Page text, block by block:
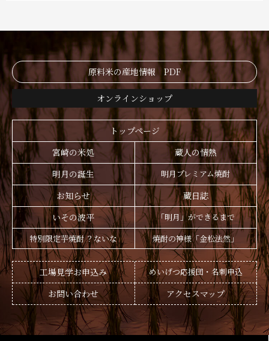
原料米の産地情報 PDF
オンラインショップ
トップページ
宮崎の米処
蔵人の情熱
明月の誕生
明月プレミアム焼酎
お知らせ
蔵日誌
いその波平
「明月」ができるまで
特別限定芋焼酎 ？ないな
焼酎の神様「金松法然」
工場見学お申込み めいげつ応援団・名刺申込
お問い合わせ アクセスマップ